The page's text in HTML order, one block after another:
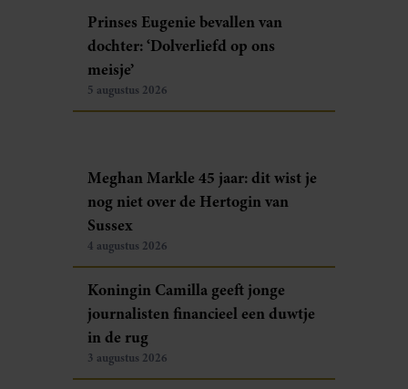
Prinses Eugenie bevallen van
dochter: ‘Dolverliefd op ons
meisje’
5 augustus 2026
Meghan Markle 45 jaar: dit wist je
nog niet over de Hertogin van
Sussex
4 augustus 2026
Koningin Camilla geeft jonge
journalisten financieel een duwtje
in de rug
3 augustus 2026